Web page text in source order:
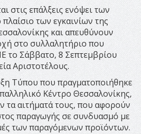
στις επάλξεις ενόψει των
των εγκαινίων της
και απευθύνουν
στο συλλαλητήριο που
το Σάββατο, 8 Σεπτεμβρίου
Αριστοτέλους.
Τύπου που πραγματοποιήθηκε
Κέντρο Θεσσαλονίκης,
τα αιτήματά τους, που αφορούν
παραγωγής σε συνδυασμό με
των παραγόμενων προϊόντων.